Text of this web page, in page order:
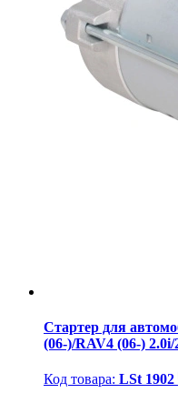
Стартер для
(06-)/RAV4 (06-)
Код товара: LSt 1902